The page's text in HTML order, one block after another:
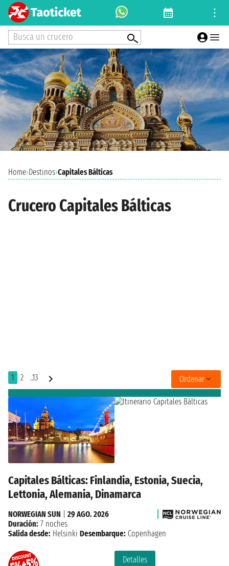
Busca un crucero
Home›Destinos›Capitales Bálticas
Crucero Capitales Bálticas
1 2 ..13 Ordenar
Capitales Bálticas: Finlandia, Estonia, Suecia,
Lettonia, Alemania, Dinamarca
Detalles
NORWEGIAN SUN
29 AGO. 2026
Duración: 7 noches
Salida desde: Helsinki Desembarque: Copenhagen